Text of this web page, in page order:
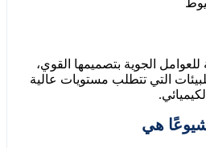
للعوامل الجوية بتصميمها القوي،
التي تتطلب مستويات عالية
هي